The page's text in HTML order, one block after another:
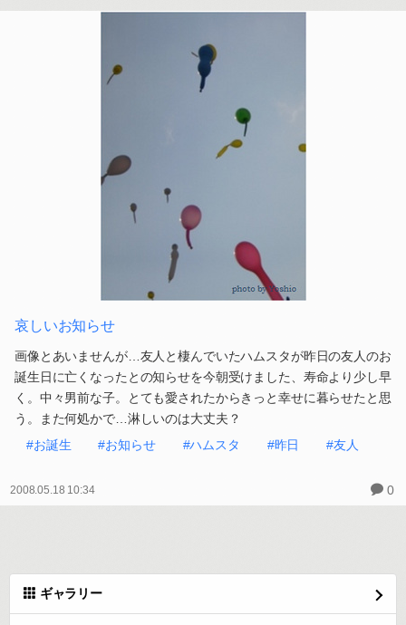
哀しいお知らせ
画像とあいませんが…友人と棲んでいたハムスタが昨日の友人のお
誕生日に亡くなったとの知らせを今朝受けました、寿命より少し早
く。中々男前な子。とても愛されたからきっと幸せに暮らせたと思
う。また何処かで…淋しいのは大丈夫？
#お誕生
#お知らせ #ハムスタ #昨日 #友人
2008.05.18 10:34 0
ギャラリー